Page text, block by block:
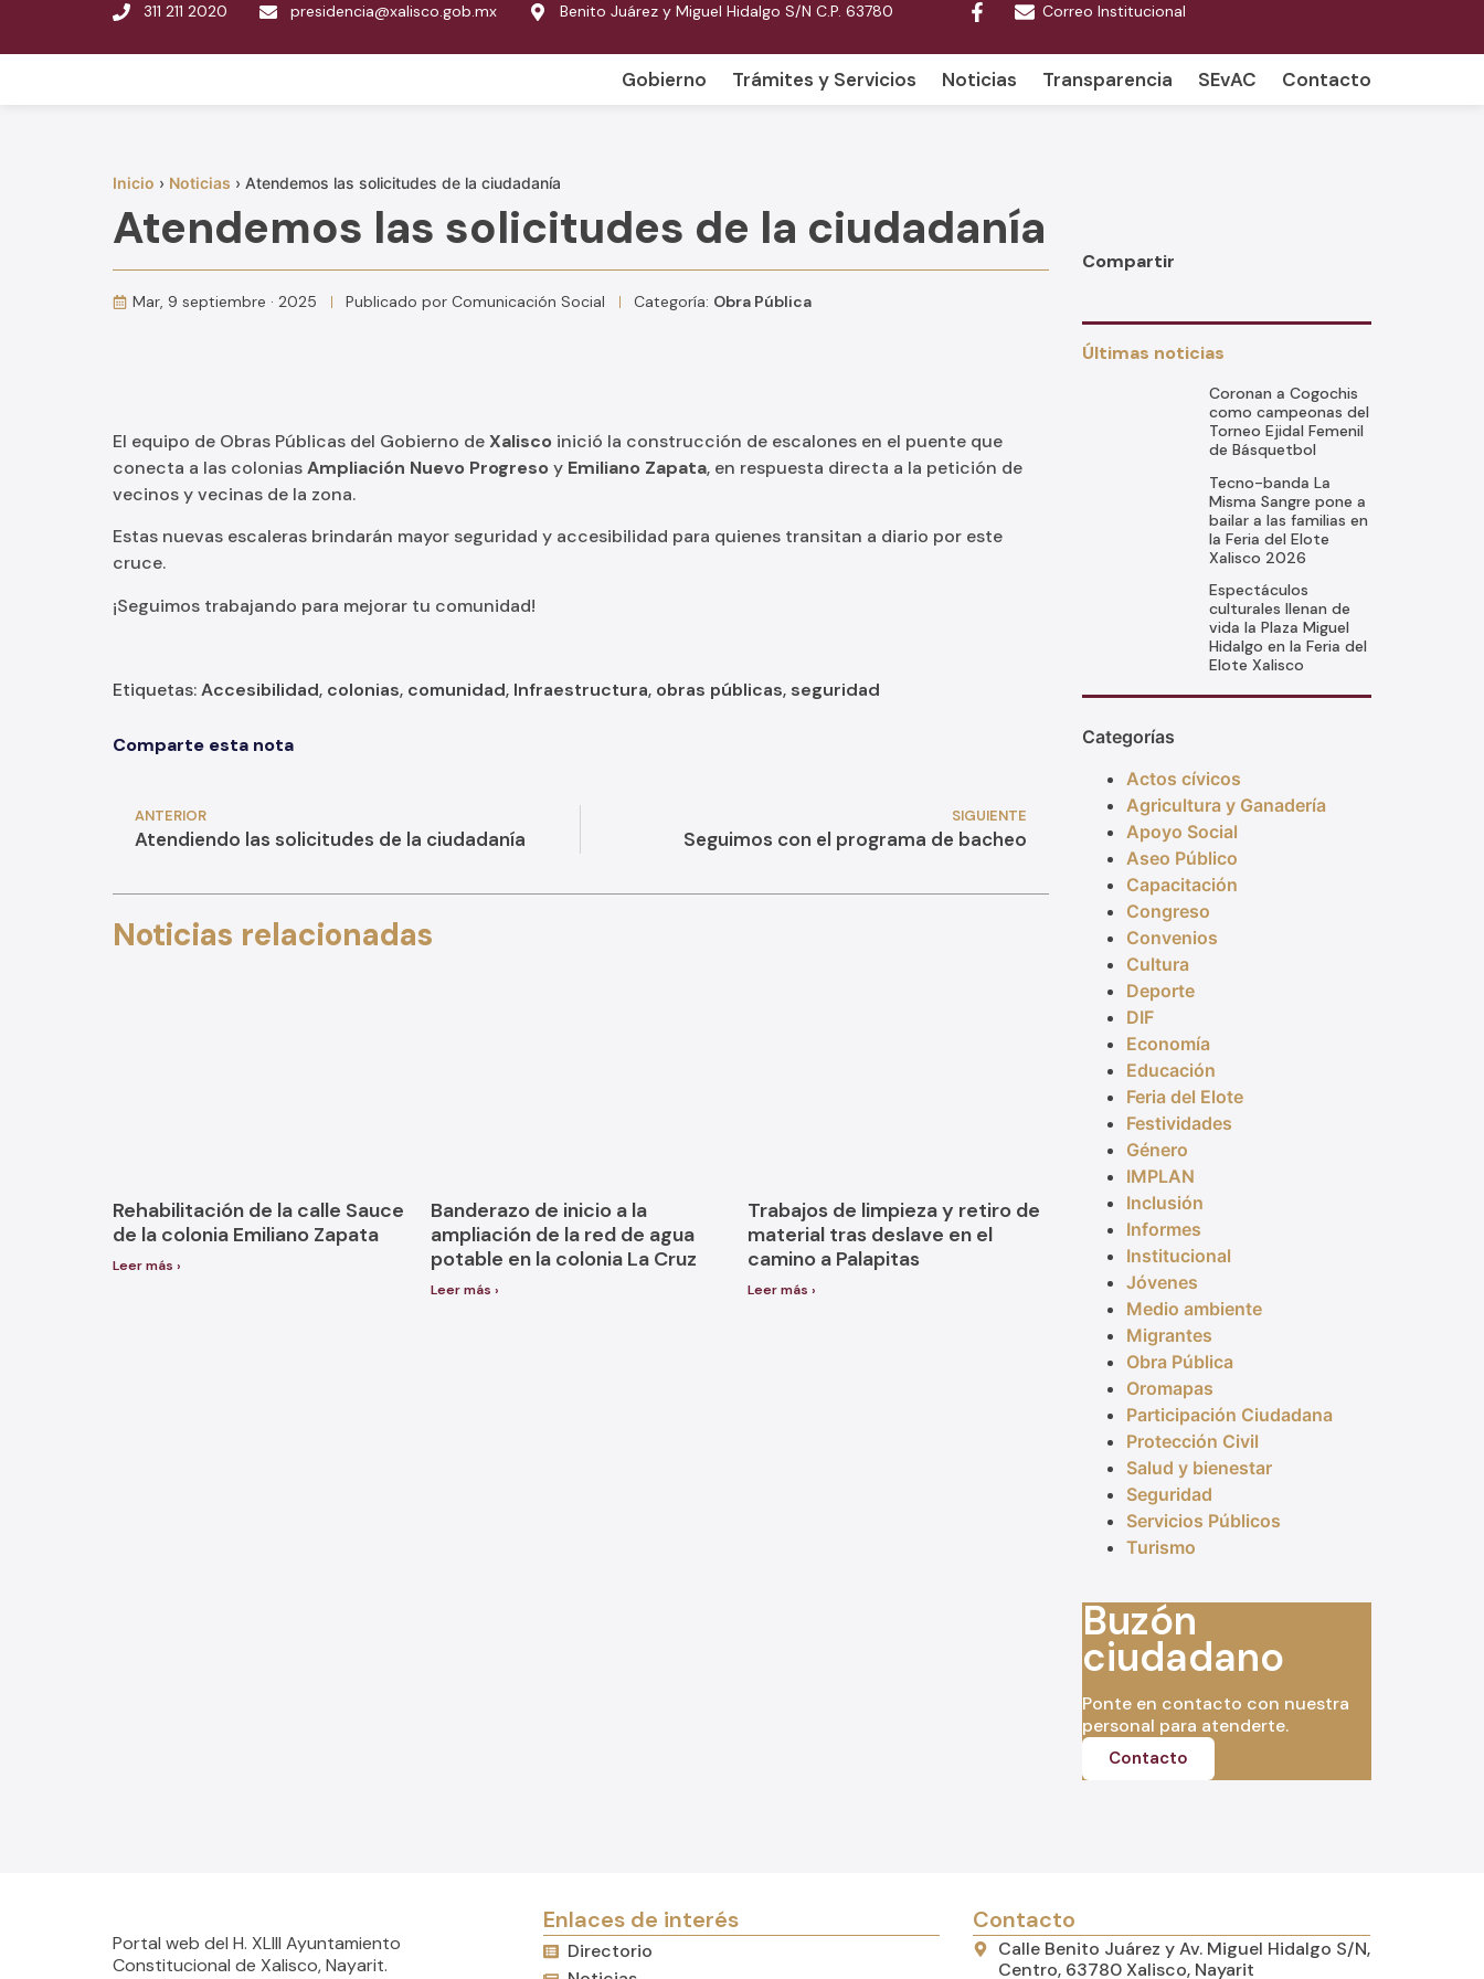
311 211 2020 presidencia@xalisco.gob.mx Benito Juárez y Miguel Hidalgo S/N C.P. 63780 Correo Institucional
Gobierno Trámites y Servicios Noticias Transparencia SEvAC Contacto
Inicio › Noticias › Atendemos las solicitudes de la ciudadanía
Atendemos las solicitudes de la ciudadanía
Mar, 9 septiembre · 2025 Publicado por Comunicación Social Categoría: Obra Pública
El equipo de Obras Públicas del Gobierno deXalisco inició la construcción de escalones en el puente que
conecta a las coloniasAmpliación Nuevo Progreso y Emiliano Zapata, en respuesta directa a la petición de
vecinos y vecinas de la zona.
Estas nuevas escaleras brindarán mayor seguridad y accesibilidad para quienes transitan a diario por este
cruce.
¡Seguimos trabajando para mejorar tu comunidad!
Etiquetas:Accesibilidad, colonias, comunidad, Infraestructura, obras públicas, seguridad
Comparte esta nota
ANTERIOR
Atendiendo las solicitudes de la ciudadanía
SIGUIENTE
Seguimos con el programa de bacheo
Noticias relacionadas
Rehabilitación de la calle Sauce
de la colonia Emiliano Zapata
Leer más ›
Banderazo de inicio a la
ampliación de la red de agua
potable en la colonia La Cruz
Leer más ›
Trabajos de limpieza y retiro de
material tras deslave en el
camino a Palapitas
Leer más ›
Compartir
Últimas noticias
Coronan a Cogochis
como campeonas del
Torneo Ejidal Femenil
de Básquetbol
Tecno-banda La
Misma Sangre pone a
bailar a las familias en
la Feria del Elote
Xalisco 2026
Espectáculos
culturales llenan de
vida la Plaza Miguel
Hidalgo en la Feria del
Elote Xalisco
Categorías
Actos cívicos
Agricultura y Ganadería
Apoyo Social
Aseo Público
Capacitación
Congreso
Convenios
Cultura
Deporte
DIF
Economía
Educación
Feria del Elote
Festividades
Género
IMPLAN
Inclusión
Informes
Institucional
Jóvenes
Medio ambiente
Migrantes
Obra Pública
Oromapas
Participación Ciudadana
Protección Civil
Salud y bienestar
Seguridad
Servicios Públicos
Turismo
Buzón
ciudadano
Ponte en contacto con nuestra
personal para atenderte.
Contacto
Portal web del H. XLIII Ayuntamiento
Constitucional de Xalisco, Nayarit.
Enlaces de interés
Directorio
Contacto
Calle Benito Juárez y Av. Miguel Hidalgo S/N,
Centro, 63780 Xalisco, Nayarit